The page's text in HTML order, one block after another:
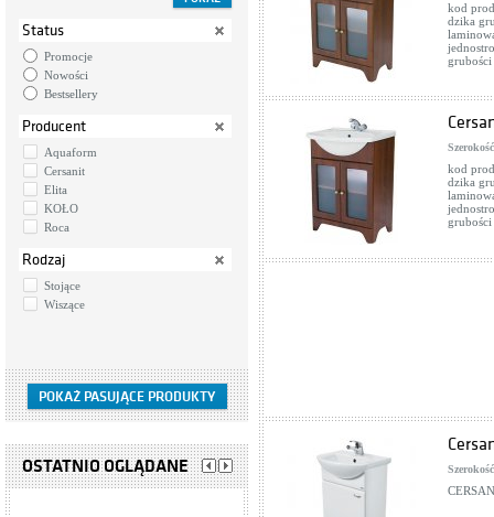
Status
Promocje
Nowości
Bestsellery
Producent
Aquaform
Cersanit
Elita
KOŁO
Roca
Rodzaj
Stojące
Wiszące
OSTATNIO OGLĄDANE
kod
dzika
kod
dzika